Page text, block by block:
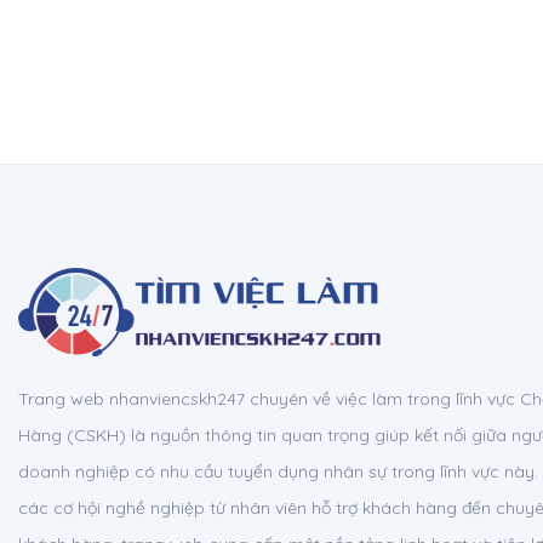
Trang web nhanviencskh247 chuyên về việc làm trong lĩnh vực
Hàng (CSKH) là nguồn thông tin quan trọng giúp kết nối giữa
doanh nghiệp có nhu cầu tuyển dụng nhân sự trong lĩnh vực
các cơ hội nghề nghiệp từ nhân viên hỗ trợ khách hàng đến